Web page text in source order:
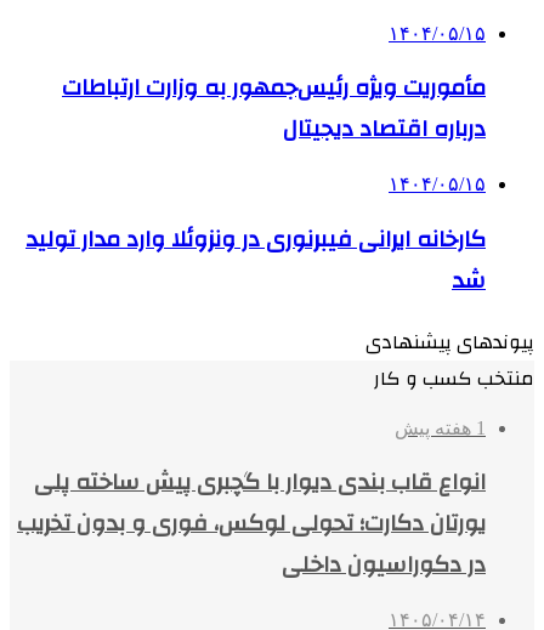
۱۴۰۴/۰۵/۱۵
مأموریت ویژه رئیس‌جمهور به وزارت ارتباطات
درباره اقتصاد دیجیتال
۱۴۰۴/۰۵/۱۵
کارخانه ایرانی فیبرنوری در ونزوئلا وارد مدار تولید
شد
پیوندهای پیشنهادی
منتخب کسب و کار
1 هفته پیش
انواع قاب بندی دیوار با گچبری پیش ساخته پلی
یورتان دکارت؛ تحولی لوکس، فوری و بدون تخریب
در دکوراسیون داخلی
۱۴۰۵/۰۴/۱۴